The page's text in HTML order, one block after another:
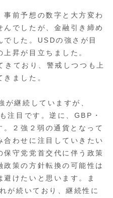
前予想の数字と大方変わ
んでしたが、金融引き締め
した。USDの強さが目
昇が目立ちました。
ており、警戒しつつも上
ました。
が継続していますが、
注目です。逆に、GBP・
２強２弱の通貨となって
わせに注目していきたい
保守党党首交代に伴う政策
策の方針転換の可能性は
けたいと思います。ま
が続いており、継続性に